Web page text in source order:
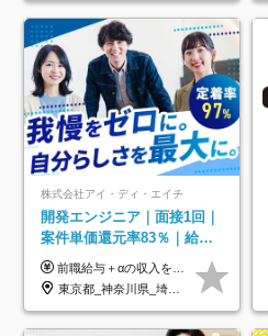
株式会社アイ・ディ・エイチ
開発エンジニア｜面接1回｜
案件単価還元率83％｜給与
UP保証｜年休140日｜在宅
利用率9割｜独立支援・副業
制度
前職給与＋αの収入を保証 月給42万円～120万円＋各種手当＋賞与 給与基準が明確かつ高還元です。 一人ひとりが安定した環境のもと、長く活躍できる職場を目指しています。 ※平均年収650万円 ・還元率83％ ・各種手当について 職能手当／職務手当／資格手当／営業手当 など ※前職での経験・能力、給与などを考慮の上、当社規定により優遇いたします ※試用期間あり（3ヶ月／期間中の条件に変動はありません） ※上記金額には固定残業代（78,948円～225,564円/月30時間分）を含みます 超過分は別途全額支給いたします ・年収UPを保証 過去には転職時に〈年収200万円UP〉したエンジニアも在籍しています。入社時だけでなく、入社後も安心の給与水準で働ける環境です。キャリアや技術力が正当に評価されていないと感じていたら、一度面接でお話ししましょう！ 当社では管理職の人数は最低限にし、無駄な管理をしません。その費用削減分を社員の給与に還元しています！
東京都_神奈川県_埼玉県_千葉県_大阪府_愛知県_北海道_青森県_岩手県_宮城県_秋田県_山形県_福島県_茨城県_栃木県_群馬県_新潟県_山梨県_長野県_富山県_石川県_福井県_静岡県_岐阜県_三重県_兵庫県_京都府_滋賀県_奈良県_和歌山県_広島県_岡山県_鳥取県_島根県_山口県_徳島県_香川県_愛媛県_高知県_福岡県_熊本県_佐賀県_長崎県_大分県_宮崎県_鹿児島県_沖縄県